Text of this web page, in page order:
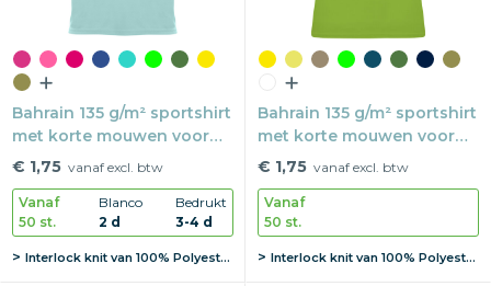
Bahrain 135 g/m² sportshirt
met korte mouwen voor
heren
€ 1,75 vanaf excl. btw
Vanaf
50 st.
Blanco
2 d
Bedrukt
3-4 d
Interlock knit van 100% Polyester, 135 g/m2
Bahrain 135 g/m² sportshirt
met korte mouwen voor
dames
€ 1,75 vanaf excl. btw
Vanaf
50 st.
Interlock knit van 100% Polyester, 135 g/m2